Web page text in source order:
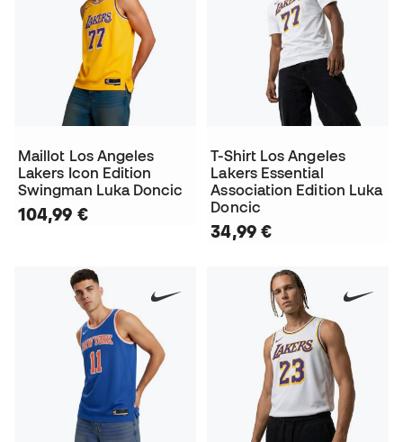
Maillot Los Angeles
Lakers Icon Edition
Swingman Luka Doncic
104,99 €
T-Shirt Los Angeles
Lakers Essential
Association Edition Luka
Doncic
34,99 €